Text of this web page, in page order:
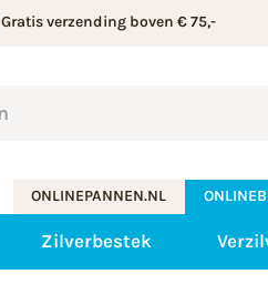
Gratis verzending boven € 75,-
ONLINEPANNEN.NL
Zilverbestek